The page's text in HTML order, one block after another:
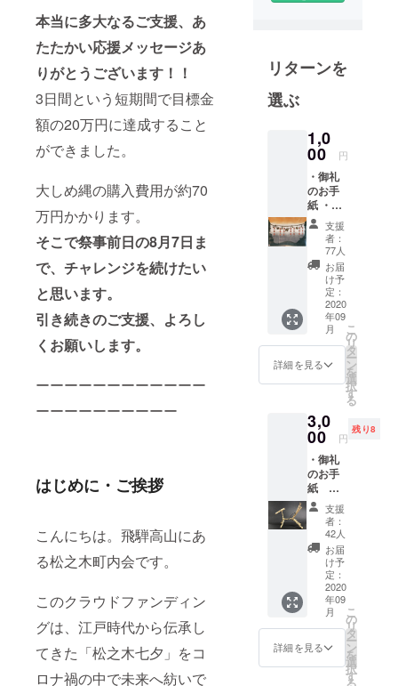
本当に多大なるご支援、あ
たたかい応援メッセージあ
りがとうございます！！
3日間という短期間で目標金
額の20万円に達成すること
ができました。
大しめ縄の購入費用が約70
万円かかります。
そこで祭事前日の8月7日ま
で、チャレンジを続けたい
と思います。
引き続きのご支援、よろし
くお願いします。
ーーーーーーーーーーーー
ーーーーーーーーーー
はじめに・ご挨拶
こんにちは。飛騨高山にあ
る松之木町内会です。
このクラウドファンディン
グは、江戸時代から伝承し
てきた「松之木七夕」をコ
ロナ禍の中で未来へ紡いで
令和2年度の
す。
例年のよう
活動ができ
ず、試行錯
誤の日々で
リターンを
選ぶ
1,0
00 円
・御礼
のお手
紙 ・
「松之
木七
夕」モ
チーフ
のポス
トカー
ド ※
クラウ
ドファ
ンディ
ング限
定
支援
者：
77人
お届
け予
定：
2020
年09
月
詳細を見る
こ
の
リ
タ
ー
ン
を
選
択
す
る
3,0
00 円
残り8
・御礼
のお手
紙
・「松
之木七
夕」モ
チーフ
のポス
トカー
ド ・わ
ら細工
品（ス
トラッ
プ付、
約18
㎝） ※
支援
者：
42人
お届
け予
定：
2020
年09
月
詳細を見る
こ
の
リ
タ
ー
ン
を
選
択
す